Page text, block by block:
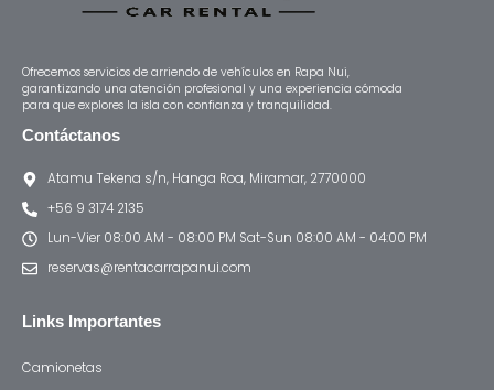
Ofrecemos servicios de arriendo de vehículos en Rapa Nui,
garantizando una atención profesional y una experiencia cómoda
para que explores la isla con confianza y tranquilidad.
Contáctanos
Atamu Tekena s/n, Hanga Roa, Miramar, 2770000
+56 9 3174 2135
Lun-Vier 08:00 AM - 08:00 PM Sat-Sun 08:00 AM - 04:00 PM
reservas@rentacarrapanui.com
Links Importantes
Camionetas